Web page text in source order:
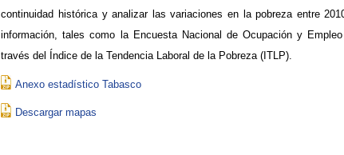
continuidad histórica y analizar las variaciones en la pobreza entre
información, tales como la Encuesta Nacional de Ocupación y
través del Índice de la Tendencia Laboral de la Pobreza (ITLP).​
Anexo estadístico Tabasco
Descargar mapas